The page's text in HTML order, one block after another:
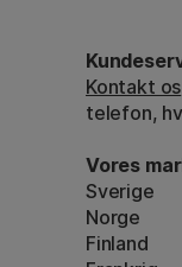
Kontakt os
telefon,
Vores
Sverige
Norge
Finland